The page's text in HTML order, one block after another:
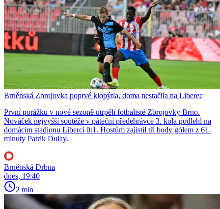
Brněnská Zbrojovka poprvé klopýtla, doma nestačila na Liberec
První porážku v nové sezoně utrpěli fotbalisté Zbrojovky Brno.
Nováček nejvyšší soutěže v páteční předehrávce 3. kola podlehl na
domácím stadionu Liberci 0:1. Hostům zajistil tři body gólem z 61.
minuty Patrik Dulay.
Brněnská Drbna
dnes, 19:40
2 min